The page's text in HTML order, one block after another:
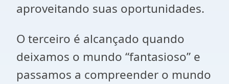
aproveitando suas oportunidades.
O terceiro é alcançado quando
deixamos o mundo “fantasioso” e
passamos a compreender o mundo